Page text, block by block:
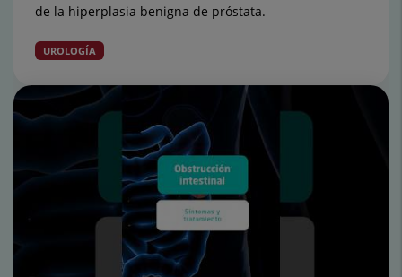
de la hiperplasia benigna de próstata.
UROLOGÍA